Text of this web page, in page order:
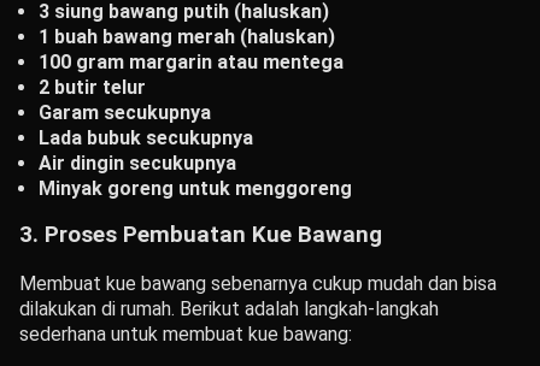
3 siung bawang putih (haluskan)
1 buah bawang merah (haluskan)
100 gram margarin atau mentega
2 butir telur
Garam secukupnya
Lada bubuk secukupnya
Air dingin secukupnya
Minyak goreng untuk menggoreng
3. Proses Pembuatan Kue Bawang
Membuat kue bawang sebenarnya cukup mudah dan bisa
dilakukan di rumah. Berikut adalah langkah-langkah
sederhana untuk membuat kue bawang: